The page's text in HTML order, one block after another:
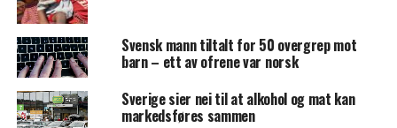
Svensk mann tiltalt for 50 overgrep mot
barn – ett av ofrene var norsk
Sverige sier nei til at alkohol og mat kan
markedsføres sammen